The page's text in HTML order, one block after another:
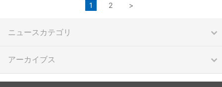
1 2 >
ニュースカテゴリ
アーカイブス